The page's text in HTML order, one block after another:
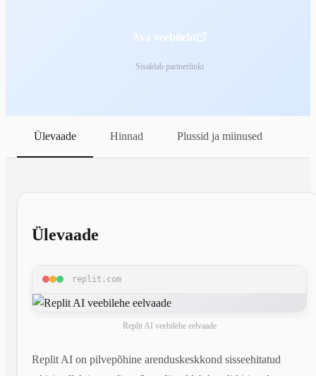
Ava veebileht
Sisaldab partnerlinki
Ülevaade Hinnad Plussid ja miinused
Ülevaade
replit.com
Replit AI veebilehe eelvaade
Replit AI on pilvepõhine arenduskeskkond sisseehitatud